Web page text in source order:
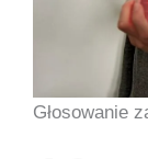
Głosowanie